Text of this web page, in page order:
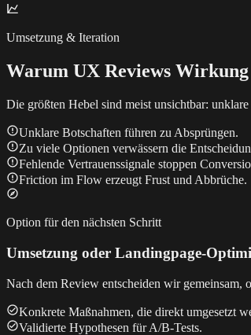
Umsetzung & Iteration
Warum UX Reviews Wirkung
Die größten Hebel sind meist unsichtbar:
Unklare Botschaften führen zu Absprüngen.
Zu viele Optionen verwässern die
Fehlende Vertrauenssignale stoppen
Friction im Flow erzeugt Frust und Abbrüche.
Option für den nächsten Schritt
Umsetzung oder Landingpage-
Nach dem Review entscheiden wir gemeinsam,
Konkrete Maßnahmen, die direkt umgesetzt
Validierte Hypothesen für A/B-Tests.